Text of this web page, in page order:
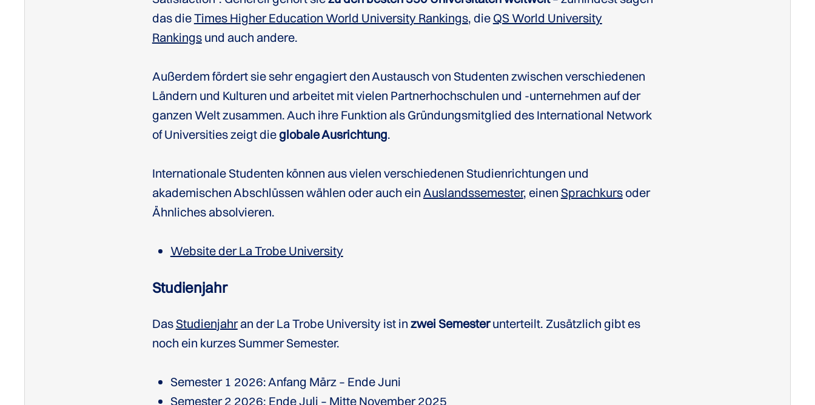
das dieTimes Higher Education World University Rankings, die QS World University
Rankings und auch andere.
Außerdem fördert sie sehr engagiert den Austausch von Studenten zwischen verschiedenen
Ländern und Kulturen und arbeitet mit vielen Partnerhochschulen und -unternehmen auf der
ganzen Welt zusammen. Auch ihre Funktion als Gründungsmitglied des International Network
of Universities zeigt dieglobale Ausrichtung.
Internationale Studenten können aus vielen verschiedenen Studienrichtungen und
akademischen Abschlüssen wählen oder auch ein Auslandssemester, einen Sprachkursoder
Ähnliches absolvieren.
Website der La Trobe University
Studienjahr
Das Studienjahr an der La Trobe University ist in zwei Semester unterteilt. Zusätzlich gibt es
noch ein kurzes Summer Semester.
Semester 1 2026: Anfang März – Ende Juni
Semester 2 2026: Ende Juli – Mitte November 2025